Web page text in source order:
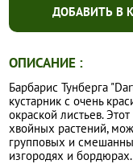
ДОБАВИТЬ В
ОПИСАНИЕ :
Барбарис Тунберга
кустарник с очень
окраской листьев.
хвойных растений,
групповых и
изгородях и бордюрах.